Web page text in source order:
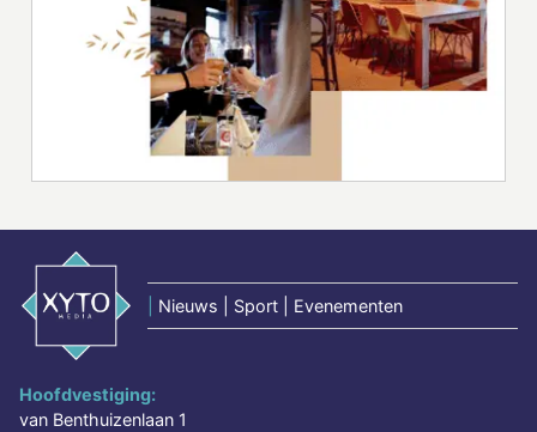
Nieuws | Sport | Evenementen
Hoofdvestiging:
van Benthuizenlaan 1